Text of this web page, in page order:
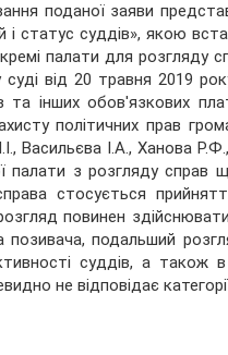
поданої заяви
і статус суддів», якою
палати для розгляду
суді від 20 травня 2019
інших обов'язкових
політичних прав
Васильєва І.А., Ханова
палати з розгляду справ
стосується
повинен
подальший
суддів, а також
не відповідає